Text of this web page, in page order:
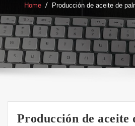
Home Producción de aceite de
Producción de aceite